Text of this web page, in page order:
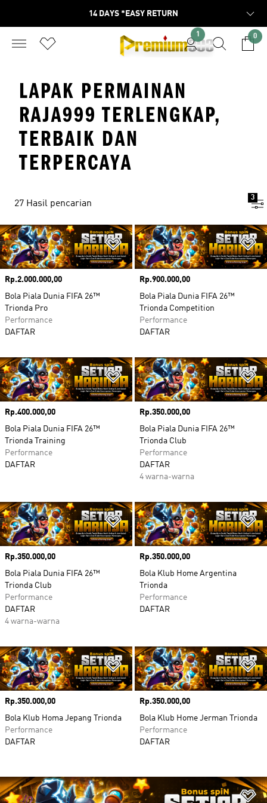
14 DAYS *EASY RETURN
1 0
LAPAK PERMAINAN
RAJA999 TERLENGKAP,
TERBAIK DAN
TERPERCAYA
27 Hasil pencarian
3
Tambahkan ke Wishlist
Harga
Rp.2.000.000,00
Bola Piala Dunia FIFA 26™
Trionda Pro
Performance
DAFTAR
Harga
Rp.900.000,00
Bola Piala Dunia FIFA 26™
Trionda Competition
Performance
DAFTAR
Tambahkan ke Wishlist
Harga
Rp.400.000,00
Bola Piala Dunia FIFA 26™
Trionda Training
Performance
DAFTAR
Harga
Rp.350.000,00
Bola Piala Dunia FIFA 26™
Trionda Club
Performance
DAFTAR
4 warna-warna
Tambahkan ke Wishlist
Harga
Rp.350.000,00
Bola Piala Dunia FIFA 26™
Trionda Club
Performance
DAFTAR
4 warna-warna
Harga
Rp.350.000,00
Bola Klub Home Argentina
Trionda
Performance
DAFTAR
Tambahkan ke Wishlist
Harga
Rp.350.000,00
Bola Klub Homa Jepang Trionda
Performance
DAFTAR
Harga
Rp.350.000,00
Bola Klub Home Jerman Trionda
Performance
DAFTAR